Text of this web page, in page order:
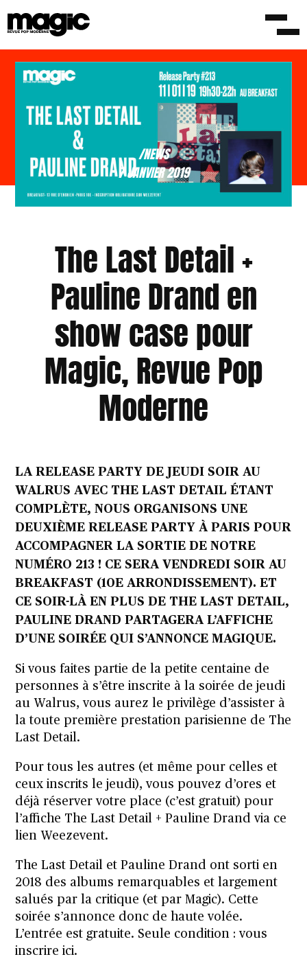
/NEWS
7 JANVIER 2019
The Last Detail +
Pauline Drand en
show case pour
Magic, Revue Pop
Moderne
LA RELEASE PARTY DE JEUDI SOIR AU
WALRUS AVEC THE LAST DETAIL ÉTANT
COMPLÈTE, NOUS ORGANISONS UNE
DEUXIÈME RELEASE PARTY À PARIS POUR
ACCOMPAGNER LA SORTIE DE NOTRE
NUMÉRO 213 ! CE SERA VENDREDI SOIR AU
BREAKFAST (10E ARRONDISSEMENT). ET
CE SOIR-LÀ EN PLUS DE THE LAST DETAIL,
PAULINE DRAND PARTAGERA L’AFFICHE
D’UNE SOIRÉE QUI S’ANNONCE MAGIQUE.
Si vous faites partie de la petite centaine de
personnes à s’être inscrite à la soirée de jeudi
au Walrus, vous aurez le privilège d’assister à
la toute première prestation parisienne de The
Last Detail.
Pour tous les autres (et même pour celles et
ceux inscrits le jeudi), vous pouvez d’ores et
déjà réserver votre place (c’est gratuit) pour
l’affiche The Last Detail + Pauline Drand via ce
lien Weezevent.
The Last Detail et Pauline Drand ont sorti en
2018 des albums remarquables et largement
salués par la critique (et par Magic). Cette
soirée s’annonce donc de haute volée.
L’entrée est gratuite. Seule condition : vous
inscrire ici.